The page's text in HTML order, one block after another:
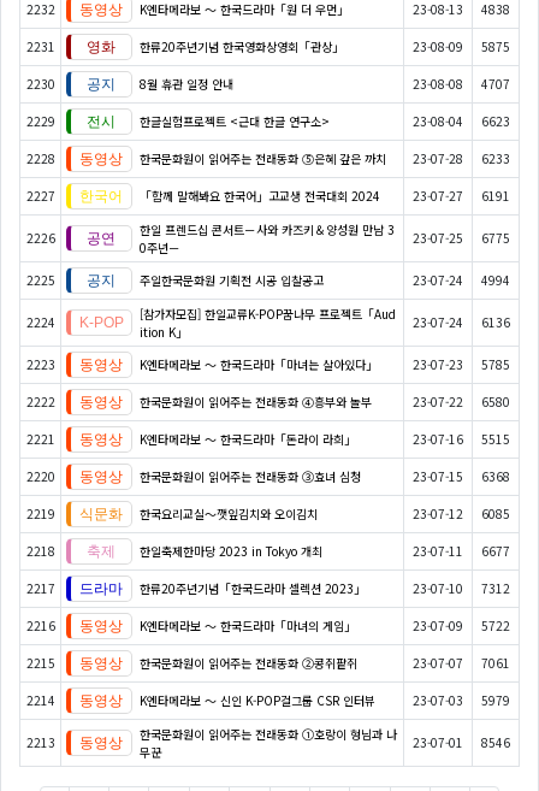
2232
K엔타메라보 ～ 한국드라마「원 더 우먼」 23-08-13 4838
2231 한류20주년기념 한국영화상영회「관상」 23-08-09 5875
2230 8월 휴관 일정 안내 23-08-08 4707
2229 한글실험프로젝트 <근대 한글 연구소> 23-08-04 6623
2228 한국문화원이 읽어주는 전래동화 ⑤은혜 갚은 까치 23-07-28 6233
2227 「함께 말해봐요 한국어」고교생 전국대회 2024 23-07-27 6191
2226
한일 프렌드십 콘서트－사와 카즈키＆양성원 만남 3
0주년－
23-07-25 6775
2225 주일한국문화원 기획전 시공 입찰공고 23-07-24 4994
2224
[참가자모집] 한일교류K-POP꿈나무 프로젝트「Aud
ition K」
23-07-24 6136
2223 K엔타메라보 ～ 한국드라마「마녀는 살아있다」 23-07-23 5785
2222 한국문화원이 읽어주는 전래동화 ④흥부와 놀부 23-07-22 6580
2221 K엔타메라보 ～ 한국드라마「돈라이 라희」 23-07-16 5515
2220 한국문화원이 읽어주는 전래동화 ③효녀 심청 23-07-15 6368
2219 한국요리교실〜깻잎김치와 오이김치 23-07-12 6085
2218 한일축제한마당 2023 in Tokyo 개최 23-07-11 6677
2217 한류20주년기념「한국드라마 셀렉션 2023」 23-07-10 7312
2216 K엔타메라보 ～ 한국드라마「마녀의 게임」 23-07-09 5722
2215 한국문화원이 읽어주는 전래동화 ②콩쥐팥쥐 23-07-07 7061
2214 K엔타메라보 ～ 신인 K-POP걸그룹 CSR 인터뷰 23-07-03 5979
2213
한국문화원이 읽어주는 전래동화 ①호랑이 형님과 나
무꾼
23-07-01 8546